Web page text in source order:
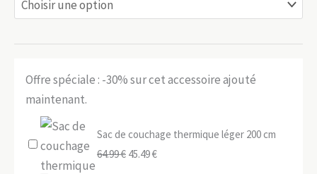
Offre spéciale : -30% sur cet accessoire ajouté
maintenant.
Sac de couchage thermique léger 200 cm
64.99€ Le
45.49€Le